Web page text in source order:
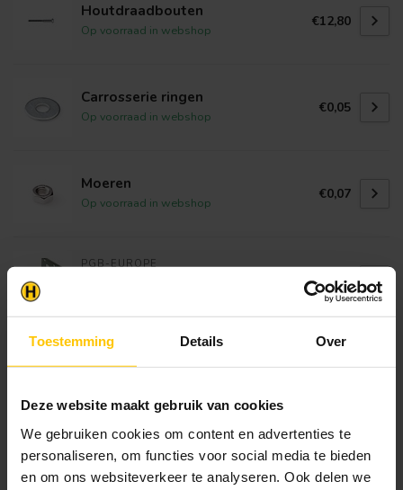
Toestemming Details Over
Deze website maakt gebruik van cookies
We gebruiken cookies om content en advertenties te
personaliseren, om functies voor social media te bieden
en om ons websiteverkeer te analyseren. Ook delen we
Houtdraadbouten
Op voorraad in webshop
€12,80
Carrosserie ringen
Op voorraad in webshop
€0,05
Moeren
Op voorraad in webshop
€0,07
PGB-EUROPE
€0,70
€11,95
BISON
Griffon Polymax
Op voorraad in webshop
€12,95